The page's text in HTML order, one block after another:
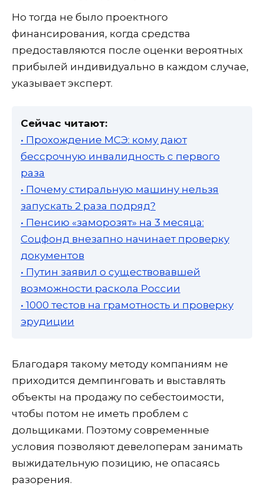
Но тогда не было проектного
финансирования, когда средства
предоставляются после оценки вероятных
прибылей индивидуально в каждом случае,
указывает эксперт.
Сейчас читают:
• Прохождение МСЭ: кому дают
бессрочную инвалидность с первого
раза
• Почему стиральную машину нельзя
запускать 2 раза подряд?
• Пенсию «заморозят» на 3 месяца:
Соцфонд внезапно начинает проверку
документов
• Путин заявил о существовавшей
возможности раскола России
• 1000 тестов на грамотность и проверку
эрудиции
Благодаря такому методу компаниям не
приходится демпинговать и выставлять
объекты на продажу по себестоимости,
чтобы потом не иметь проблем с
дольщиками. Поэтому современные
условия позволяют девелоперам занимать
выжидательную позицию, не опасаясь
разорения.